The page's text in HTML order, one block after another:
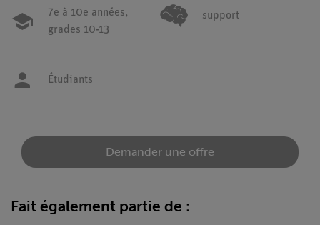
7e à 10e années,
grades 10-13
support
Étudiants
Demander une offre
Fait également partie de :